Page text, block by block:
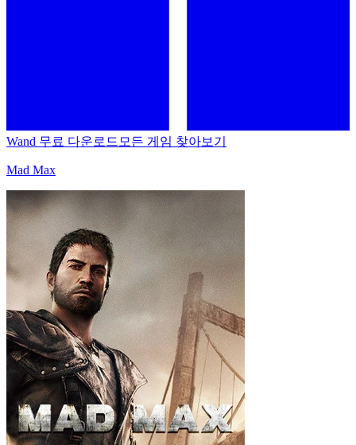
Wand 무료 다운로드 모든 게임 찾아보기
Mad Max